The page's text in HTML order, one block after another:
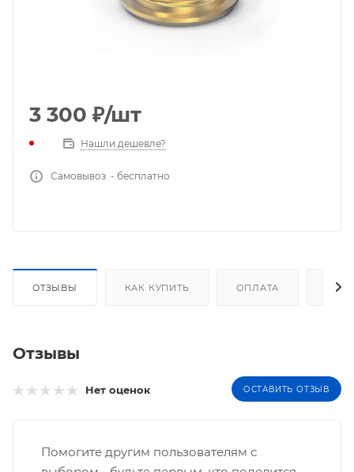
3 300 ₽/шт
Нашли дешевле?
Самовывоз - бесплатно
ОТЗЫВЫ КАК КУПИТЬ ОПЛАТА
Отзывы
Нет оценок ОСТАВИТЬ ОТЗЫВ
Помогите другим пользователям с